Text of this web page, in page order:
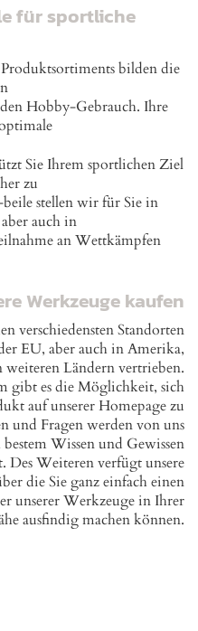
für sportliche
bilden die
Hobby-Gebrauch. Ihre
Sie Ihrem sportlichen Ziel
zu
stellen wir für Sie in
auch in
an Wettkämpfen
Werkzeuge kaufen
verschiedensten Standorten
EU, aber auch in Amerika,
weiteren Ländern vertrieben.
gibt es die Möglichkeit, sich
auf unserer Homepage zu
und Fragen werden von uns
Wissen und Gewissen
Des Weiteren verfügt unsere
die Sie ganz einfach einen
unserer Werkzeuge in Ihrer
ausfindig machen können.